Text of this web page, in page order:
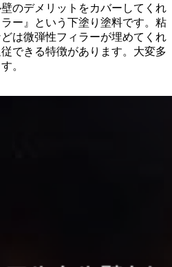
のデメリットをカバーしてくれ
ー』という下塗り塗料です。粘
は微弾性フィラーが埋めてくれ
できる特徴があります。大変多
。